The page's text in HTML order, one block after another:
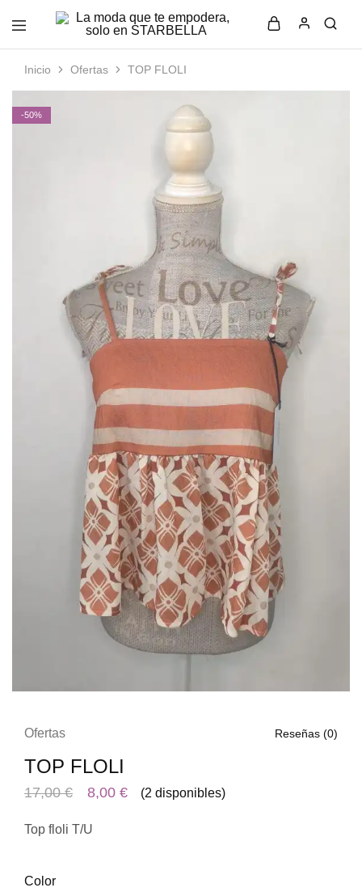
que
empodera,
solo
en
con
y
elegancia
en
Inicio Ofertas TOP FLOLI
-50%
Ofertas Reseñas (0)
TOP FLOLI
17,00€ 8,00 € (2 disponibles)
Top floli T/U
Color